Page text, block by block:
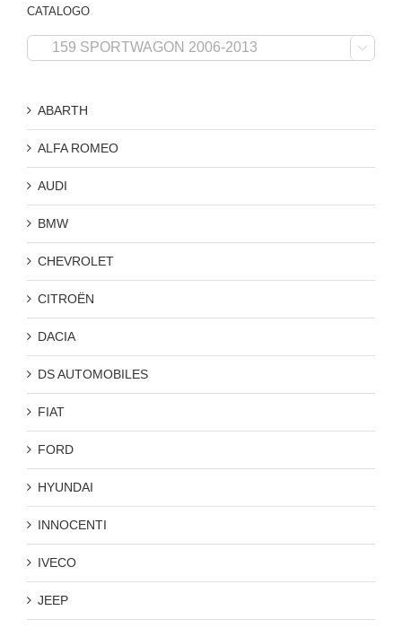
CATALOGO

ABARTH
ALFA ROMEO
AUDI
BMW
CHEVROLET
CITROËN
DACIA
DS AUTOMOBILES
FIAT
FORD
HYUNDAI
INNOCENTI
IVECO
JEEP